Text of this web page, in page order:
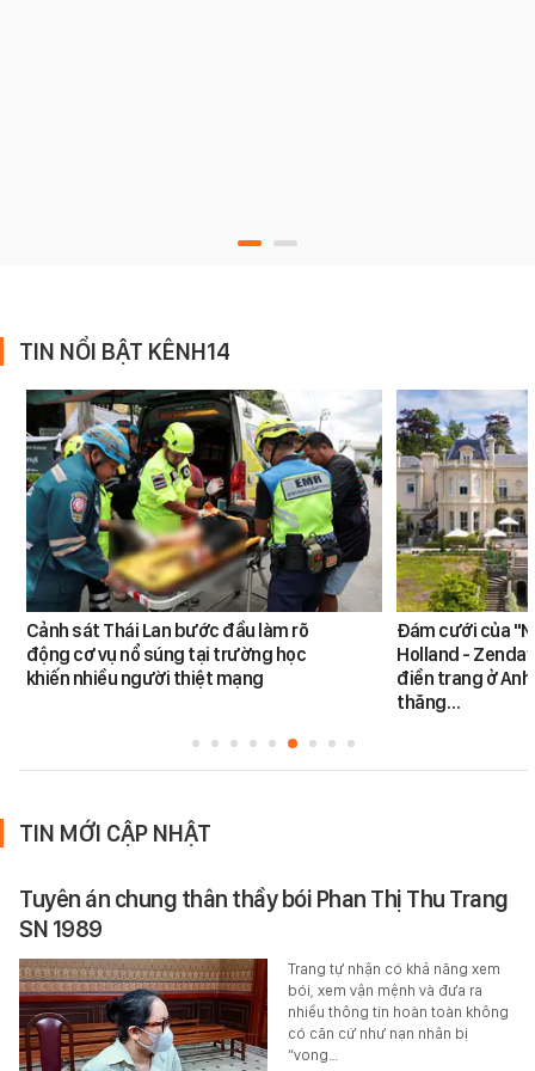
TIN NỔI BẬT KÊNH14
Cảnh sát Thái Lan bước đầu làm rõ
động cơ vụ nổ súng tại trường học
khiến nhiều người thiệt mạng
Đám cưới của
Holland -
điền trang ở
thăng…
TIN MỚI CẬP NHẬT
Tuyên án chung thân thầy bói Phan Thị Thu Trang
SN 1989
Trang tự nhận có khả năng xem
bói, xem vận mệnh và đưa ra
nhiều thông tin hoàn toàn không
có căn cứ như nạn nhân bị
“vong…